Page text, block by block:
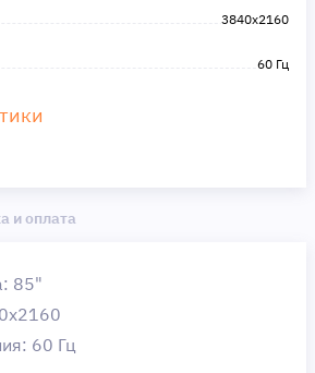
3840x2160
60 Гц
и оплата
85"
60 Гц